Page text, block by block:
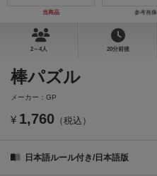
当商品 参考画像
2～4人 20分前後
棒パズル
メーカー：GP
¥ 1,760 （税込）
日本語ルール付き/日本語版